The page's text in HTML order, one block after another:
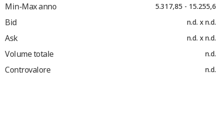
Min-Max anno 5.317,85 - 15.255,6
Bid n.d. x n.d.
Ask n.d. x n.d.
Volume totale n.d.
Controvalore n.d.